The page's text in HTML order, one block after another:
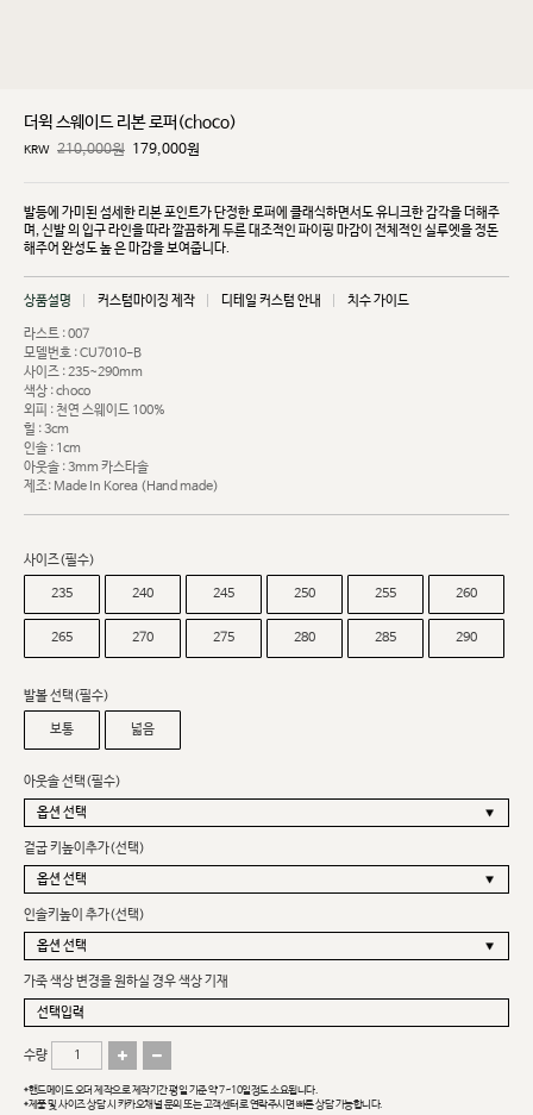
더윅 스웨이드 리본 로퍼(choco)
KRW 210,000원 179,000원
발등에 가미된 섬세한 리본 포인트가 단정한 로퍼에 클래식하면서도 유니크한 감각을 더해주
며, 신발의 입구 라인을 따라 깔끔하게 두른 대조적인 파이핑 마감이 전체적인 실루엣을 정돈
해주어 완성도 높은 마감을 보여줍니다.
상품설명 커스텀마이징 제작 디테일 커스텀 안내 치수 가이드
라스트 : 007
모델번호 : CU7010-B
사이즈 : 235~290mm
색상 : choco
외피 : 천연 스웨이드 100%
힐 : 3cm
인솔 : 1cm
아웃솔 : 3mm 카스타솔
제조: Made In Korea (Hand made)
사이즈(필수)
235 240 245 250 255 260
265 270 275 280 285 290
발볼 선택(필수)
보통 넓음
아웃솔 선택(필수)
겉굽 키높이추가(선택)
인솔키높이 추가(선택)
가죽 색상 변경을 원하실 경우 색상 기재
수량
*핸드메이드 오더 제작으로 제작기간 평일 기준 약 7~10일정도 소요됩니다.
*제품 및 사이즈 상담 시 카카오채널 문의 또는 고객센터로 연락주시면 빠른 상담 가능합니다.